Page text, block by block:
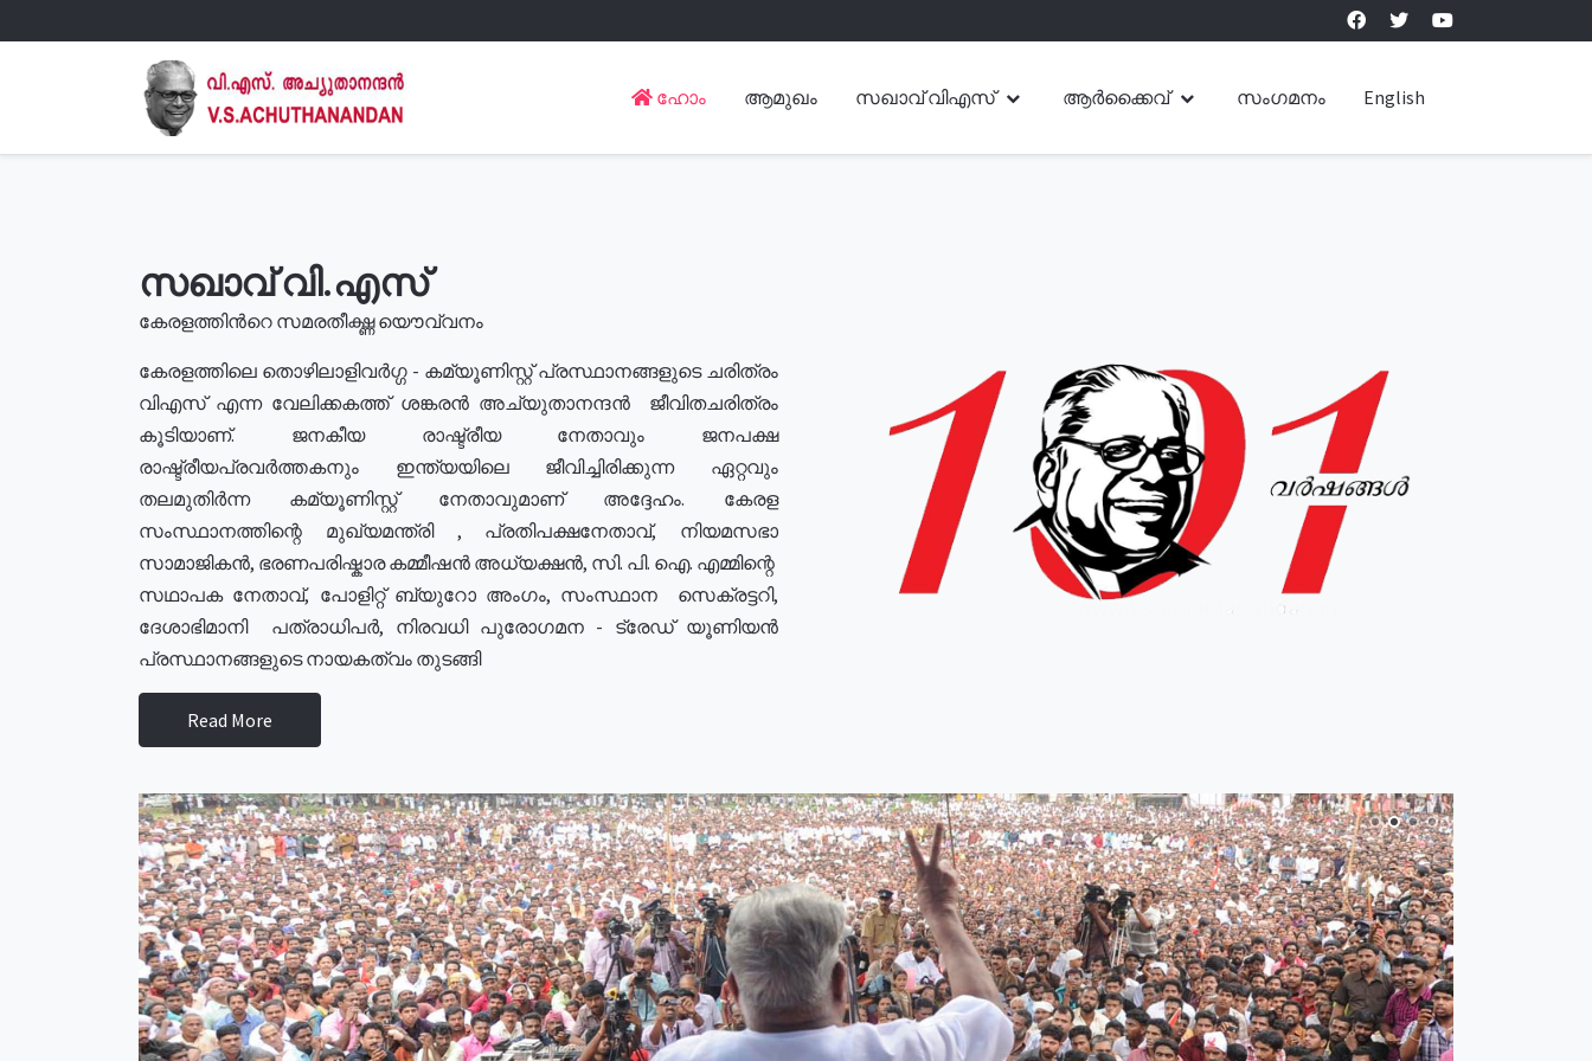
ഹോം ആമുഖം സഖാവ് വിഎസ് ആർക്കൈവ് സംഗമനം English
സഖാവ് വി.എസ്
കേരളത്തിൻറെ സമരതീക്ഷ്ണ യൌവ്വനം
കേരളത്തിലെ തൊഴിലാളിവർഗ്ഗ - കമ്യൂണിസ്റ്റ് പ്രസ്ഥാനങ്ങളുടെ ചരിത്രം
വിഎസ് എന്ന വേലിക്കകത്ത് ശങ്കരൻ അച്യുതാനന്ദൻ ജീവിതചരിത്രം
കൂടിയാണ്. ജനകീയ രാഷ്ട്രീയ നേതാവും ജനപക്ഷ
രാഷ്ട്രീയപ്രവർത്തകനും ഇന്ത്യയിലെ ജീവിച്ചിരിക്കുന്ന ഏറ്റവും
തലമുതിർന്ന കമ്യൂണിസ്റ്റ് നേതാവുമാണ് അദ്ദേഹം. കേരള
സംസ്ഥാനത്തിന്റെ മുഖ്യമന്ത്രി , പ്രതിപക്ഷനേതാവ്, നിയമസഭാ
സാമാജികൻ, ഭരണപരിഷ്കാര കമ്മീഷൻ അധ്യക്ഷൻ, സി. പി. ഐ. എമ്മിന്റെ
സഥാപക നേതാവ്, പോളിറ്റ് ബ്യുറോ അംഗം, സംസ്ഥാന സെക്രട്ടറി,
ദേശാഭിമാനി പത്രാധിപർ, നിരവധി പുരോഗമന - ട്രേഡ് യൂണിയൻ
പ്രസ്ഥാനങ്ങളുടെ നായകത്വം തുടങ്ങി
Read More